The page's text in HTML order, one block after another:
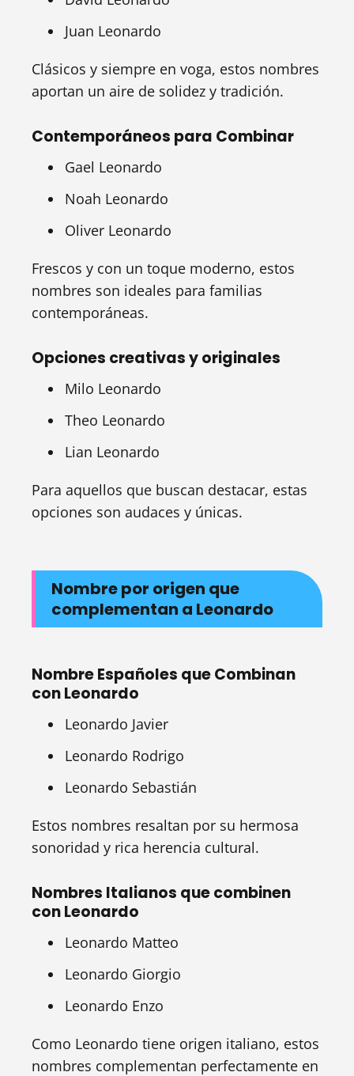
Juan Leonardo
Clásicos y siempre en voga, estos nombres
aportan un aire de solidez y tradición.
Contemporáneos para Combinar
Gael Leonardo
Noah Leonardo
Oliver Leonardo
Frescos y con un toque moderno, estos
nombres son ideales para familias
contemporáneas.
Opciones creativas y originales
Milo Leonardo
Theo Leonardo
Lian Leonardo
Para aquellos que buscan destacar, estas
opciones son audaces y únicas.
Nombre por origen que
complementan a Leonardo
Nombre Españoles que Combinan
con Leonardo
Leonardo Javier
Leonardo Rodrigo
Leonardo Sebastián
Estos nombres resaltan por su hermosa
sonoridad y rica herencia cultural.
Nombres Italianos que combinen
con Leonardo
Leonardo Matteo
Leonardo Giorgio
Leonardo Enzo
Como Leonardo tiene origen italiano, estos
nombres complementan perfectamente en